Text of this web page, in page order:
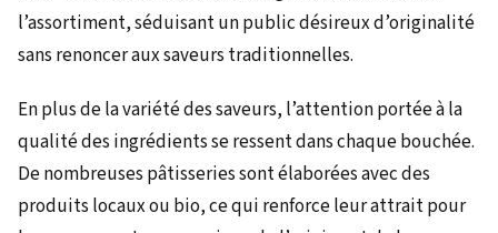
l’assortiment, séduisant un public désireux d’originalité
sans renoncer aux saveurs traditionnelles.
En plus de la variété des saveurs, l’attention portée à la
qualité des ingrédients se ressent dans chaque bouchée.
De nombreuses pâtisseries sont élaborées avec des
produits locaux ou bio, ce qui renforce leur attrait pour